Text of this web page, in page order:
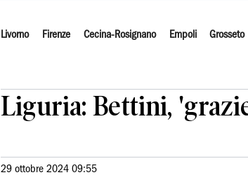
Livorno Firenze Cecina-Rosignano Empoli Grosseto
Liguria: Bettini,
29 ottobre 2024 09:55